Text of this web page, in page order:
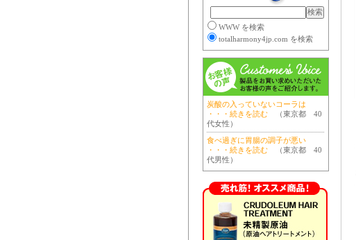
WWW を検索
totalharmony4jp.com を検索
炭酸の入っていないコーラは
・・・続きを読む （東京都 40
代女性）
食べ過ぎに胃腸の調子が悪い
・・・続きを読む （東京都 40
代男性）